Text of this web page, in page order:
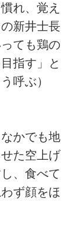
れ、覚え
新井士長
ても鶏の
指す」と
呼ぶ）
かでも地
た空上げ
、食べて
ず顔をほ